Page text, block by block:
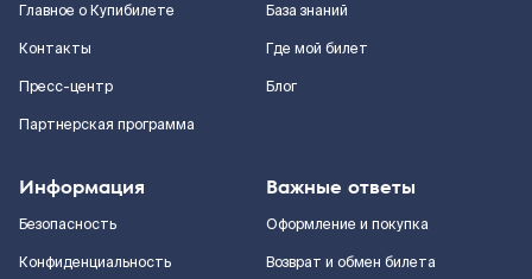
Главное о Купибилете
Контакты
Пресс-центр
Партнерская программа
База знаний
Где мой билет
Блог
Информация
Безопасность
Конфиденциальность
Важные ответы
Оформление и покупка
Возврат и обмен билета